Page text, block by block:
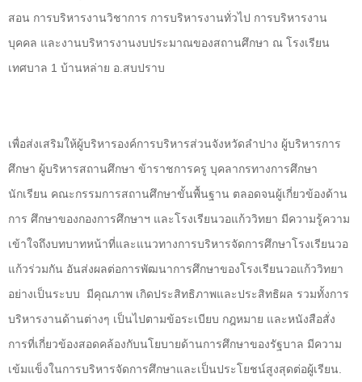
สอน การบริหารงานวิชาการ การบริหารงานทั่วไป การบริหารงาน
บุคคล และงานบริหารงานงบประมาณของสถานศึกษา ณ โรงเรียน
เทศบาล 1 บ้านหล่าย อ.สบปราบ
เพื่อส่งเสริมให้ผู้บริหารองค์การบริหารส่วนจังหวัดลำปาง ผู้บริหารการ
ศึกษา ผู้บริหารสถานศึกษา ข้าราชการครู บุคลากรทางการศึกษา
นักเรียน คณะกรรมการสถานศึกษาขั้นพื้นฐาน ตลอดจนผู้เกี่ยวข้องด้าน
การ ศึกษาของกองการศึกษาฯ และโรงเรียนวอแก้ววิทยา มีความรู้ความ
เข้าใจถึงบทบาทหน้าที่และแนวทางการบริหารจัดการศึกษาโรงเรียนวอ
แก้วร่วมกัน อันส่งผลต่อการพัฒนาการศึกษาของโรงเรียนวอแก้ววิทยา
อย่างเป็นระบบ
มีคุณภาพ เกิดประสิทธิภาพและประสิทธิผล รวมทั้งการ
บริหารงานด้านต่างๆ เป็นไปตามข้อระเบียบ กฎหมาย และหนังสือสั่ง
การที่เกี่ยวข้องสอดคล้องกับนโยบายด้านการศึกษาของรัฐบาล มีความ
เข้มแข็งในการบริหารจัดการศึกษาและเป็นประโยชน์สูงสุดต่อผู้เรียน.